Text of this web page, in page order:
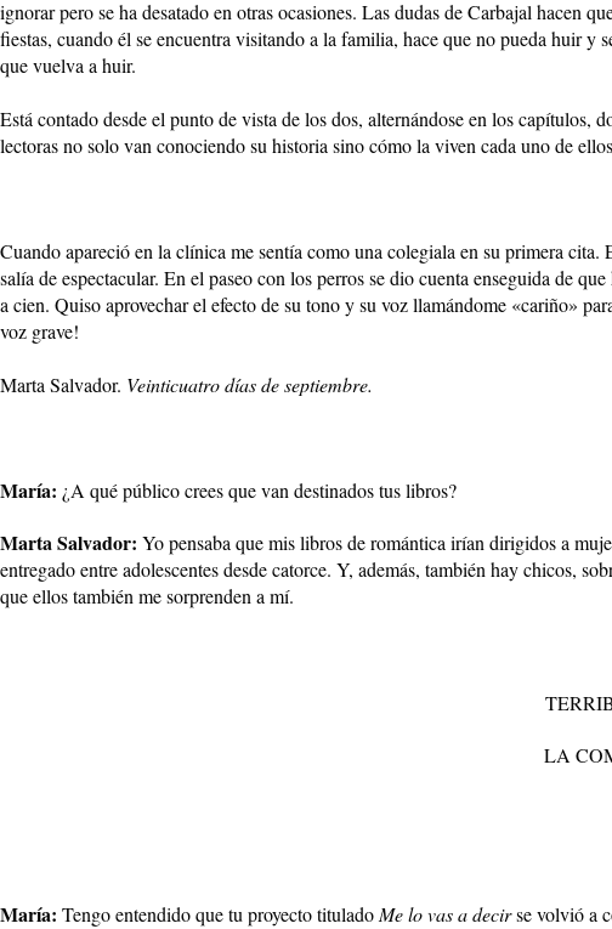
ignorar pero se ha desatado en otras ocasiones. Las dudas de Carbajal hacen
fiestas, cuando él se encuentra visitando a la familia, hace que no pueda huir
que vuelva a huir.
Está contado desde el punto de vista de los dos, alternándose en los capítulos,
lectoras no solo van conociendo su historia sino cómo la viven cada uno de
Cuando apareció en la clínica me sentía como una colegiala en su primera
salía de espectacular. En el paseo con los perros se dio cuenta enseguida de
a cien. Quiso aprovechar el efecto de su tono y su voz llamándome «cariño»
voz grave!
Marta Salvador. Veinticuatro días de septiembre.
María: ¿A qué público crees que van destinados tus libros?
Marta Salvador: Yo pensaba que mis libros de romántica irían dirigidos a
entregado entre adolescentes desde catorce. Y, además, también hay chicos,
que ellos también me sorprenden a mí.
LA
María: Tengo entendido que tu proyecto titulado Me lo vas a decirse volvió a